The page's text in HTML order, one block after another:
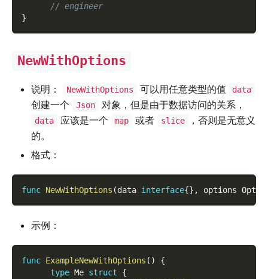
// engineer
}
NewWithOptions
说明： NewWithOptions 可以用任意类型的值 data
创建一个 Json 对象，但是由于数据访问的关系，
data 应该是一个 map 或者 slice
，否则是无意义
的。
格式：
func NewWithOptions (data interface{} , options
示例：
func ExampleNewWithOptions ( )
{
type Me struct
{